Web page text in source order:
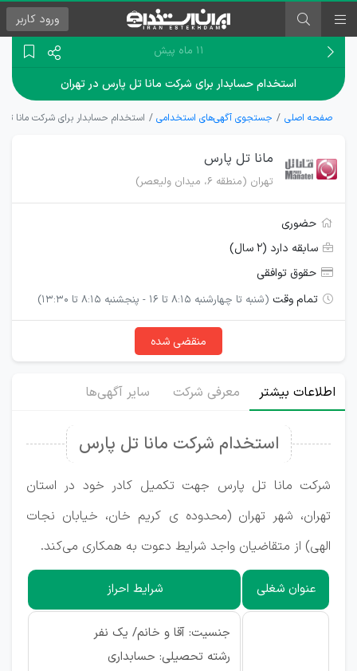
ورود کاربر
۱۱ ماه پیش
استخدام حسابدار برای شرکت مانا تل پارس در تهران
صفحه اصلی جستجوی آگهی‌های استخدامی استخدام حسابدار برای شرکت مانا تل
مانا تل پارس
تهران (منطقه ۶، میدان ولیعصر)
حضوری
سابقه دارد (۲ سال)
حقوق توافقی
تمام وقت (شنبه تا چهارشنبه 8:15 تا 16 - پنجشنبه 8:15 تا 13:30)
منقضی شده
اطلاعات بیشتر معرفی شرکت سایر آگهی‌ها
استخدام شرکت مانا تل پارس
شرکت مانا تل پارس جهت تکمیل کادر خود در استان
تهران، شهر تهران (محدوده ی کریم خان، خیابان نجات
الهی) از متقاضیان واجد شرایط دعوت به همکاری می‌کند.
عنوان شغلی شرایط احراز
جنسیت: آقا و خانم/ یک نفر
رشته تحصیلی: حسابداری